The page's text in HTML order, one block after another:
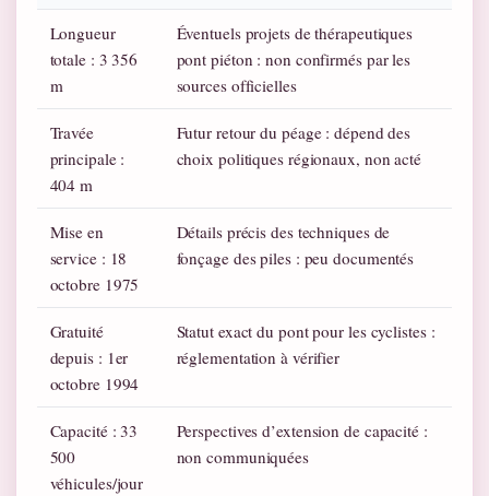
Longueur
totale : 3 356
m
Éventuels projets de thérapeutiques
pont piéton : non confirmés par les
sources officielles
Travée
principale :
404 m
Futur retour du péage : dépend des
choix politiques régionaux, non acté
Mise en
service : 18
octobre 1975
Détails précis des techniques de
fonçage des piles : peu documentés
Gratuité
depuis : 1er
octobre 1994
Statut exact du pont pour les cyclistes :
réglementation à vérifier
Capacité : 33
500
véhicules/jour
Perspectives d’extension de capacité :
non communiquées